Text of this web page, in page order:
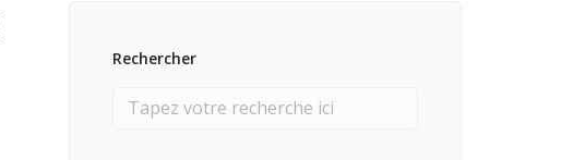
Rechercher